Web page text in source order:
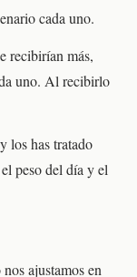
cada uno.
recibirían más,
uno. Al recibirlo
los has tratado
peso del día y el
ajustamos en